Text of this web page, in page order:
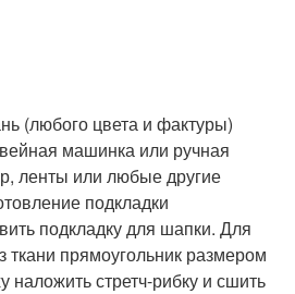
(любого цвета и фактуры)
машинка или ручная
ленты или любые другие
подкладки
подкладку для шапки. Для
ткани прямоугольник размером
наложить стретч-рибку и сшить